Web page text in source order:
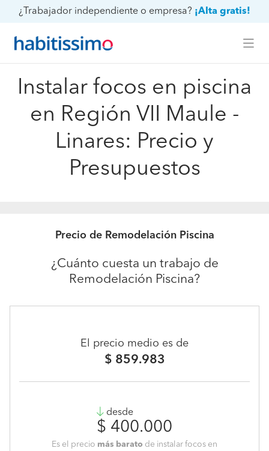
¿Trabajador independiente o empresa? ¡Alta gratis!
Instalar focos en piscina
en Región VII Maule -
Linares: Precio y
Presupuestos
Precio de Remodelación Piscina
¿Cuánto cuesta un trabajo de
Remodelación Piscina?
El precio medio es de
$ 859.983
desde
$ 400.000
Es el precio más barato de instalar focos en